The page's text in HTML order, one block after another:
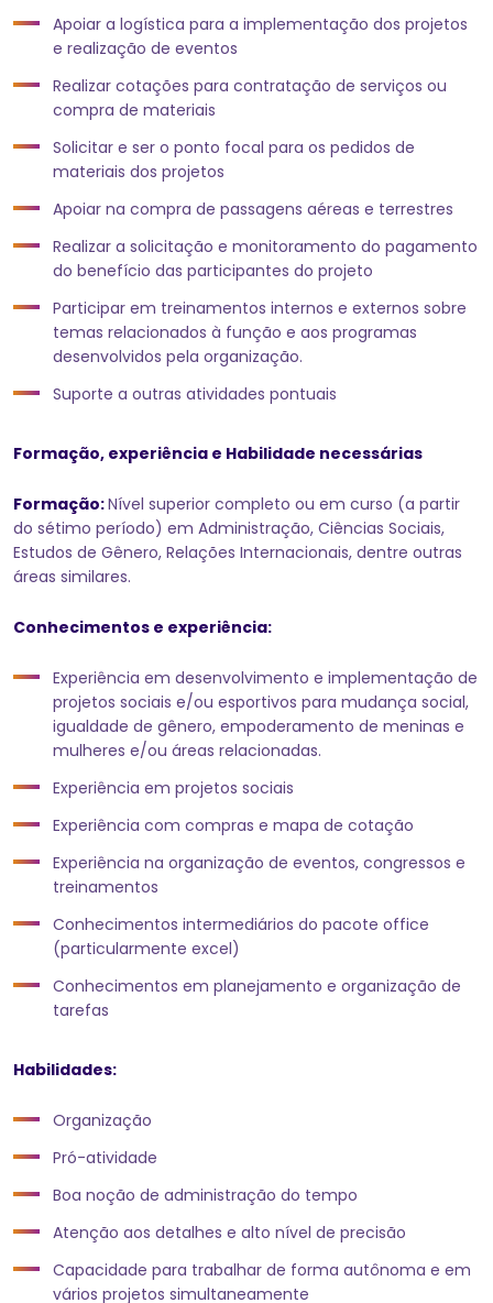
Apoiar a logística para a implementação dos projetos
e realização de eventos
Realizar cotações para contratação de serviços ou
compra de materiais
Solicitar e ser o ponto focal para os pedidos de
materiais dos projetos
Apoiar na compra de passagens aéreas e terrestres
Realizar a solicitação e monitoramento do pagamento
do benefício das participantes do projeto
Participar em treinamentos internos e externos sobre
temas relacionados à função e aos programas
desenvolvidos pela organização.
Suporte a outras atividades pontuais
Formação, experiência e Habilidade necessárias
Formação:Nível superior completo ou em curso (a partir
do sétimo período) em Administração, Ciências Sociais,
Estudos de Gênero, Relações Internacionais, dentre outras
áreas similares.
Conhecimentos e experiência:
Experiência em desenvolvimento e implementação de
projetos sociais e/ou esportivos para mudança social,
igualdade de gênero, empoderamento de meninas e
mulheres e/ou áreas relacionadas.
Experiência em projetos sociais
Experiência com compras e mapa de cotação
Experiência na organização de eventos, congressos e
treinamentos
Conhecimentos intermediários do pacote office
(particularmente excel)
Conhecimentos em planejamento e organização de
tarefas
Habilidades:
Organização
Pró-atividade
Boa noção de administração do tempo
Atenção aos detalhes e alto nível de precisão
Capacidade para trabalhar de forma autônoma e em
vários projetos simultaneamente